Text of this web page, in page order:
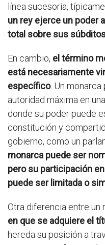
línea sucesoria,
un rey ejerce un poder
total sobre sus
En cambio, el término
está necesariamente
específico. Un monarca
autoridad máxima en
donde su poder puede
constitución y
gobierno, como un
monarca puede ser
pero su participación
puede ser limitada o
Otra diferencia entre un
en que se adquiere el
hereda su posición a